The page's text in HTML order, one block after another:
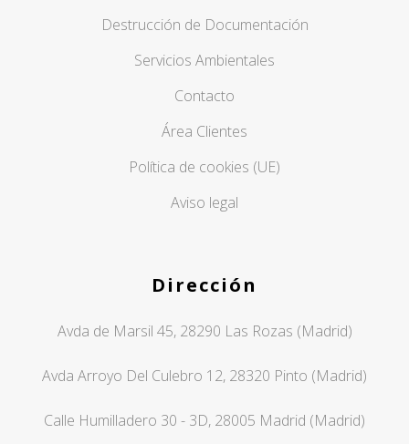
Destrucción de Documentación
Servicios Ambientales
Contacto
Área Clientes
Política de cookies (UE)
Aviso legal
Dirección
Avda de Marsil 45, 28290 Las Rozas (Madrid)
Avda Arroyo Del Culebro 12, 28320 Pinto (Madrid)
Calle Humilladero 30 - 3D, 28005 Madrid (Madrid)